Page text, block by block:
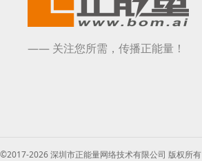
—— 关注您所需，传播正能量！
©2017-2026 深圳市正能量网络技术有限公司 版权所有